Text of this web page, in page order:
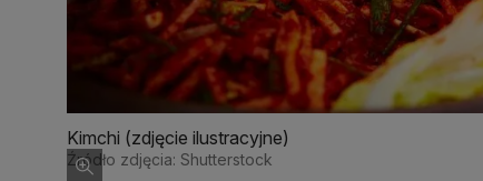
Kimchi (zdjęcie ilustracyjne)
Źródło zdjęcia: Shutterstock